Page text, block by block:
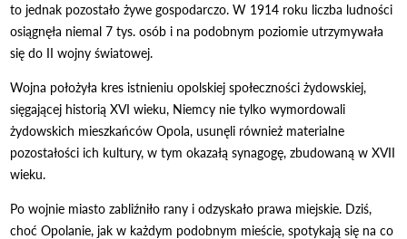
to jednak pozostało żywe gospodarczo. W 1914 roku liczba ludności
osiągnęła niemal 7 tys. osób i na podobnym poziomie utrzymywała
się do II wojny światowej.
Wojna położyła kres istnieniu opolskiej społeczności żydowskiej,
sięgającej historią XVI wieku, Niemcy nie tylko wymordowali
żydowskich mieszkańców Opola, usunęli również materialne
pozostałości ich kultury, w tym okazałą synagogę, zbudowaną w XVII
wieku.
Po wojnie miasto zabliźniło rany i odzyskało prawa miejskie. Dziś,
choć Opolanie, jak w każdym podobnym mieście, spotykają się na co